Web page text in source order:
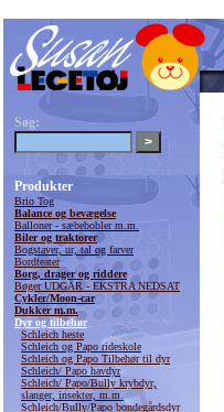
Søg:
Produkter
Brio Tog
Balance og bevægelse
Balloner - sæbebobler m.m.
Biler og traktorer
Bogstaver, ur, tal og farver
Bordteater
Borg, drager og riddere
Bøger UDGÅR - EKSTRA NEDSAT
Cykler/Moon-car
Dukker m.m.
Dyr og tilbehør
Schleich heste
Schleich og Papo rideskole
Schleich og Papo Tilbehør til dyr
Schleich/ Papo havdyr
Schleich/ Papo/Bully krybdyr,
slanger, insekter, m.m.
Schleich/Bully/Papo bondegårdsdyr